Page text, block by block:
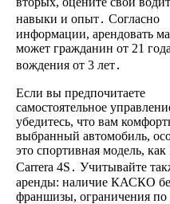
навыки и опыт․ Согласно
информации, арендовать
может гражданин от 21
вождения от 3 лет․
Если вы предпочитаете
самостоятельное
убедитесь, что вам
выбранный автомобиль,
это спортивная модель, как
Carrera 4S․ Учитывайте
аренды: наличие КАСКО
франшизы, ограничения по